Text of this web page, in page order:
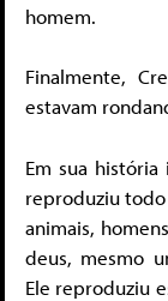
homem.
Finalmente,
estavam
Em sua
reproduziu
animais,
deus, mesmo
Ele reproduziu